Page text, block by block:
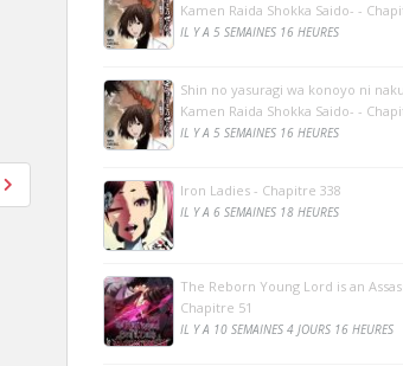
Kamen Raida Shokka Saido- -
IL Y A 5 SEMAINES 16 HEURES
Shin no yasuragi wa konoyo ni
Kamen Raida Shokka Saido- -
IL Y A 5 SEMAINES 16 HEURES
Iron Ladies - Chapitre 338
IL Y A 6 SEMAINES 18 HEURES
The Reborn Young Lord is an
Chapitre 51
IL Y A 10 SEMAINES 4 JOURS 16 HEURES